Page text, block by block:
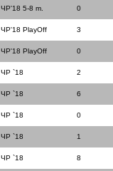
ЧР'18 5-8 m. 0
ЧР'18 PlayOff 3
ЧР'18 PlayOff 0
ЧР `18 2
ЧР `18 6
ЧР `18 0
ЧР `18 1
ЧР `18 8